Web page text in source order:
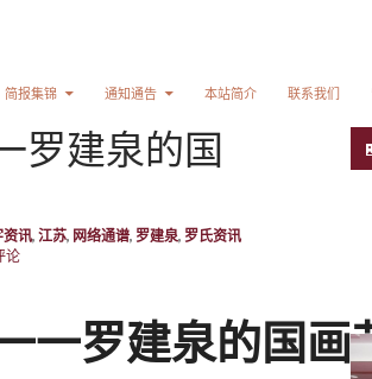
简报集锦 通知通告 本站简介 联系我们
罗建泉的国
资讯, 江苏, 网络通谱, 罗建泉, 罗氏资讯
论
一罗建泉的国画